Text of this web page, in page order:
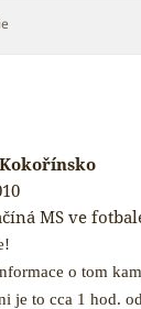
Kokořínsko
MS ve
o tom
je to cca 1 hod.